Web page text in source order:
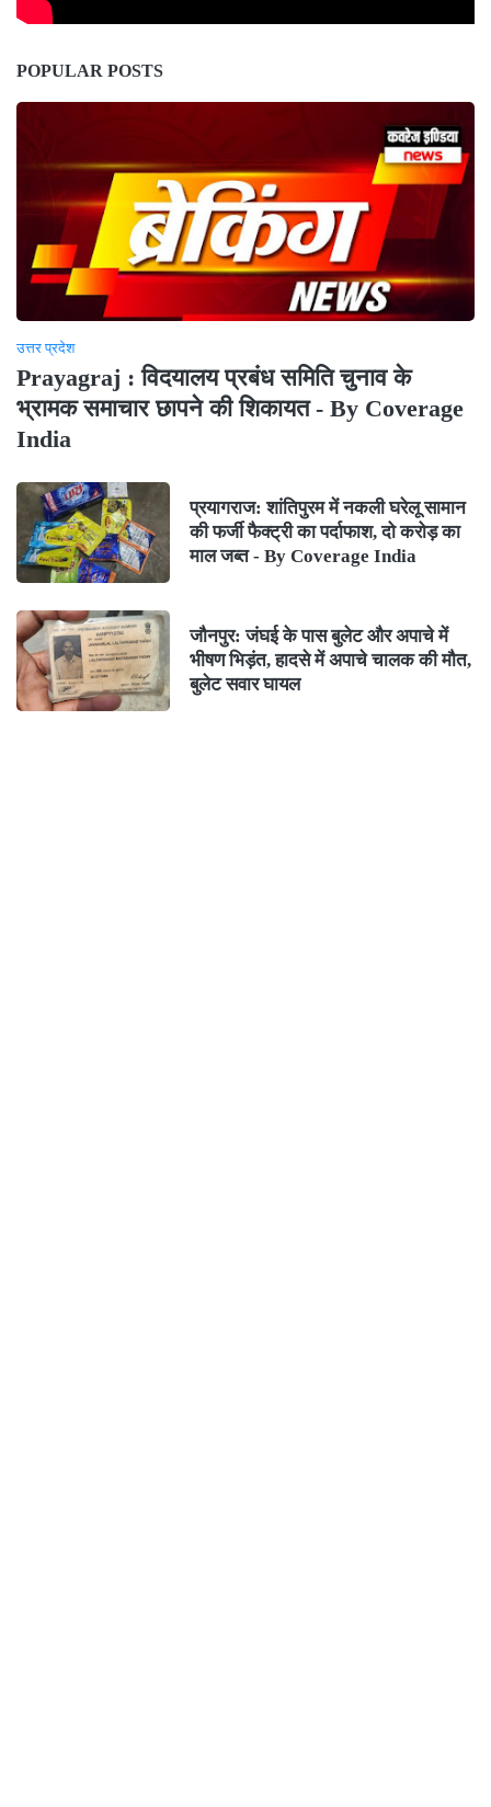
POPULAR POSTS
उत्तर प्रदेश
Prayagraj : विदयालय प्रबंध समिति चुनाव के
भ्रामक समाचार छापने की शिकायत - By Coverage
India
प्रयागराज: शांतिपुरम में नकली घरेलू सामान
की फर्जी फैक्ट्री का पर्दाफाश, दो करोड़ का
माल जब्त - By Coverage India
जौनपुर: जंघई के पास बुलेट और अपाचे में
भीषण भिड़ंत, हादसे में अपाचे चालक की मौत,
बुलेट सवार घायल